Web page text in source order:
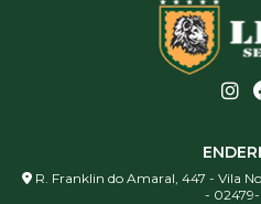
R. Franklin do Amaral, 447 - Vila
-